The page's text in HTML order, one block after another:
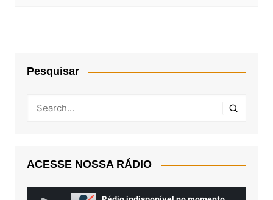
Pesquisar
ACESSE NOSSA RÁDIO